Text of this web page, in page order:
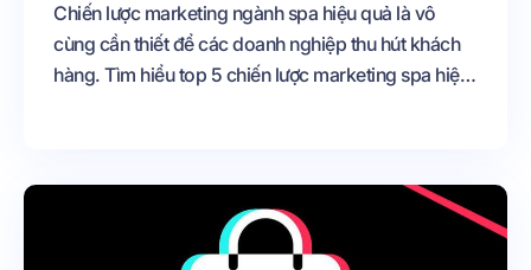
Chiến lược marketing ngành spa hiệu quả là vô
cùng cần thiết để các doanh nghiệp thu hút khách
hàng. Tìm hiểu top 5 chiến lược marketing spa hiệu